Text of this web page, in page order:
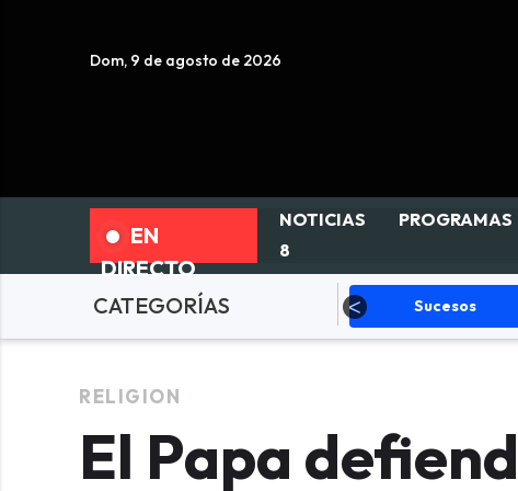
Dom, 9 de agosto de 2026
EN
DIRECTO
NOTICIAS
8
PROGRAMAS
CATEGORÍASSucesos Deportes
RELIGION
El Papa